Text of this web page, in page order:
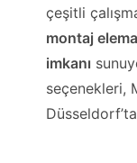
çeşitli
montaj
imkanı
seçenekleri,